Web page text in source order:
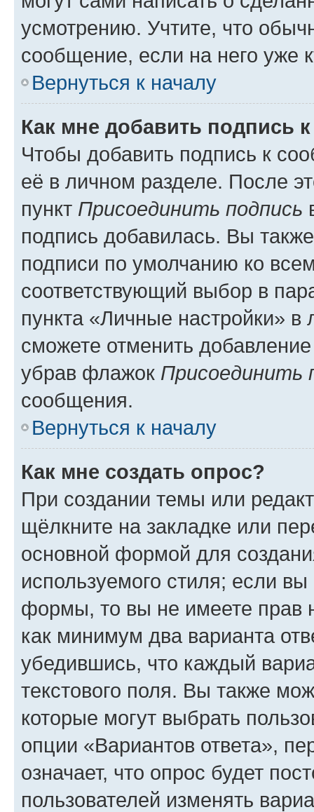
усмотрению. Учтите, что
сообщение, если на него уже
Вернуться к началу
Как мне добавить подпись
Чтобы добавить подпись к
её в личном разделе. После
пункт Присоединить подпись
подпись добавилась. Вы
подписи по умолчанию ко
соответствующий выбор в
пункта «Личные настройки»
сможете отменить
убрав флажок Присоединить
сообщения.
Вернуться к началу
Как мне создать опрос?
При создании темы или
щёлкните на закладке или
основной формой для
используемого стиля; если
формы, то вы не имеете прав
как минимум два варианта
убедившись, что каждый
текстового поля. Вы также
которые могут выбрать
опции «Вариантов ответа»,
означает, что опрос будет
пользователей изменять